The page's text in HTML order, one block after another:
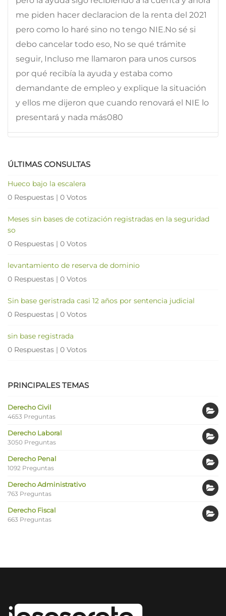
me piden hacer declaracion de la renta del 2021
pero como lo haré sino no tengo NIE.No sé si
debo cancelar todo eso, No se qué trámite
seguir, Incluso me llamaron para unos cursos
por qué recibía la ayuda y estaba como
demandante de empleo y explique la situación
y ellos me dijeron que cuando renovará el NIE lo
presentará y nada más080
ÚLTIMAS CONSULTAS
Hueco bajo la escalera
0 Respuestas | 0 Votos
Meses sin bases de cotización registradas en la seguridad
so
0 Respuestas | 0 Votos
levantamiento de reserva de dominio
0 Respuestas | 0 Votos
Sin base geristrada casi 12 años por sentencia judicial
0 Respuestas | 0 Votos
sin base registrada
0 Respuestas | 0 Votos
PRINCIPALES TEMAS
Derecho Civil
4653 Preguntas
Derecho Laboral
3050 Preguntas
Derecho Penal
1092 Preguntas
Derecho Administrativo
763 Preguntas
Derecho Fiscal
663 Preguntas